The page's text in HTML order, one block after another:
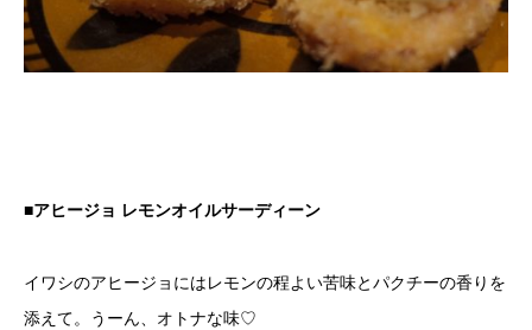
■アヒージョ レモンオイルサーディーン
イワシのアヒージョにはレモンの程よい苦味とパクチーの香りを
添えて。うーん、オトナな味♡